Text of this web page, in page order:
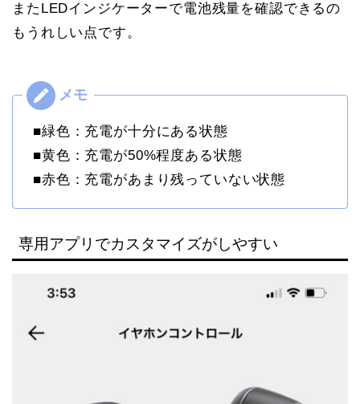
またLEDインジケーターで電池残量を確認できるの
もうれしい点です。
■緑色：充電が十分にある状態
■黄色：充電が50%程度ある状態
■赤色：充電があまり残っていない状態
専用アプリでカスタマイズがしやすい